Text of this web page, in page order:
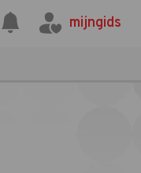
mijngids